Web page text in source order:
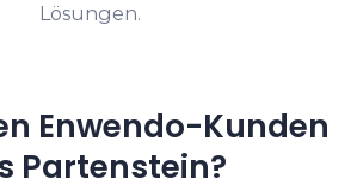
Lösungen.
Enwendo-Kunden
Partenstein?